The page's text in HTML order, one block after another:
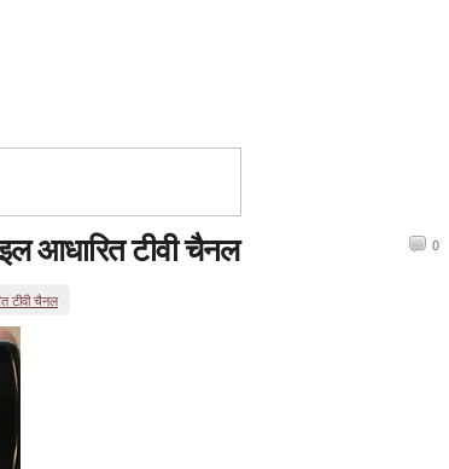
आधारित टीवी चैनल 0
टीवी चैनल